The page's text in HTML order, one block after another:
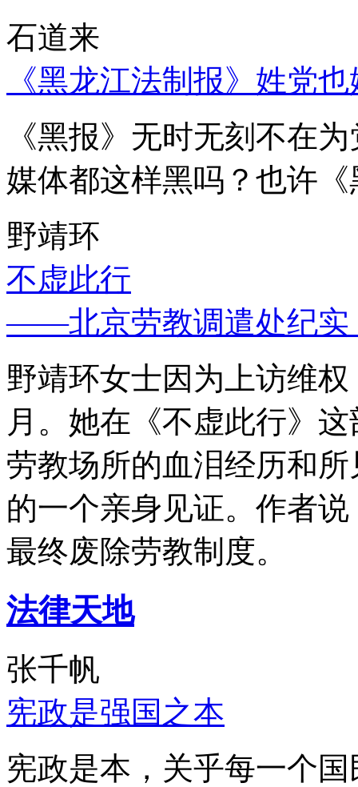
石道来
《黑龙江法制报》姓党
《黑报》无时无刻不在
媒体都这样黑吗？也许
野靖环
不虚此行
——北京劳教调遣处纪实
野靖环女士因为上访维
月。她在《不虚此行》
劳教场所的血泪经历和
的一个亲身见证。作者
最终废除劳教制度。
法律天地
张千帆
宪政是强国之本
宪政是本，关乎每一个